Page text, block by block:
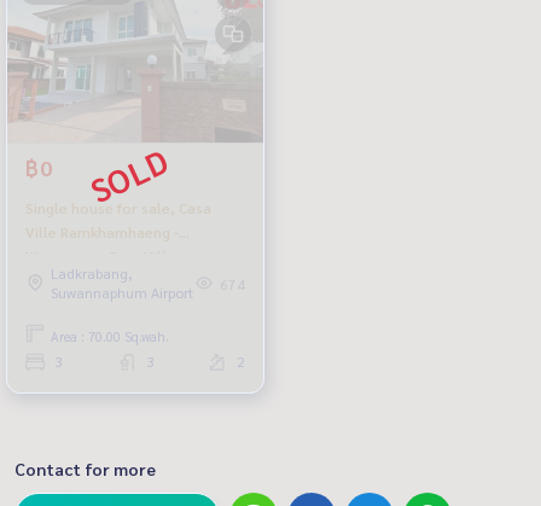
฿0
Single house for sale, Casa
Ramkhamhaeng - Wongwaen,
Soi Mistine, beautiful house,
renovated, selling cheap.
Ladkrabang,
Suwannaphum Airport
Area : 70.00 Sq.wah.
3 3 2
Contact for more